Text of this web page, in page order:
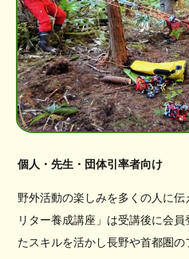
個人・先生・団体引率者向け
野外活動の楽しみを多くの人に
リター養成講座」は受講後に会
たスキルを活かし長野や首都圏